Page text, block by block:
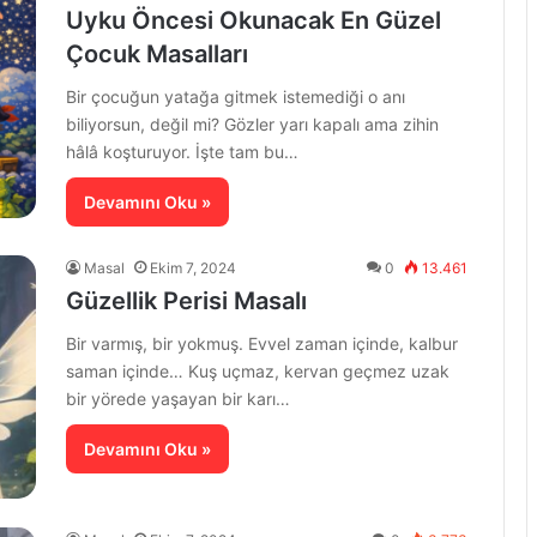
Uyku Öncesi Okunacak En Güzel
Çocuk Masalları
Bir çocuğun yatağa gitmek istemediği o anı
biliyorsun, değil mi? Gözler yarı kapalı ama zihin
hâlâ koşturuyor. İşte tam bu…
Devamını Oku »
Masal Ekim 7, 2024 0 13.461
Güzellik Perisi Masalı
Bir varmış, bir yokmuş. Evvel zaman içinde, kalbur
saman içinde… Kuş uçmaz, kervan geçmez uzak
bir yörede yaşayan bir karı…
Devamını Oku »